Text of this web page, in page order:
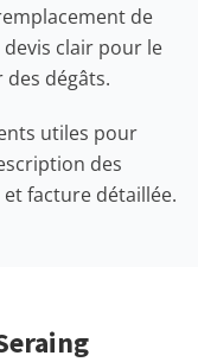
de
clair pour le
dégâts.
utiles pour
des
facture détaillée.